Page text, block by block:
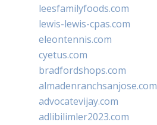
leesfamilyfoods.com
lewis-lewis-cpas.com
eleontennis.com
cyetus.com
bradfordshops.com
almadenranchsanjose.com
advocatevijay.com
adlibilimler2023.com